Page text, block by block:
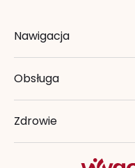
Nawigacja
Obsługa
Zdrowie